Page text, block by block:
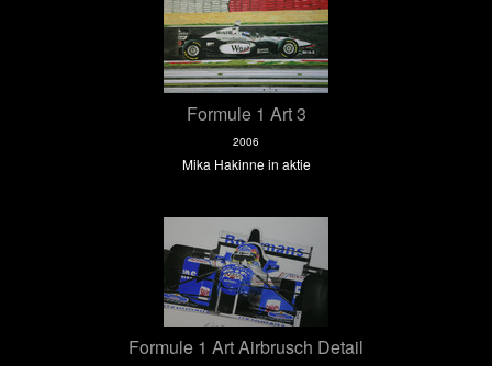
Formule 1 Art 3
2006
Mika Hakinne in aktie
Formule 1 Art Airbrusch Detail